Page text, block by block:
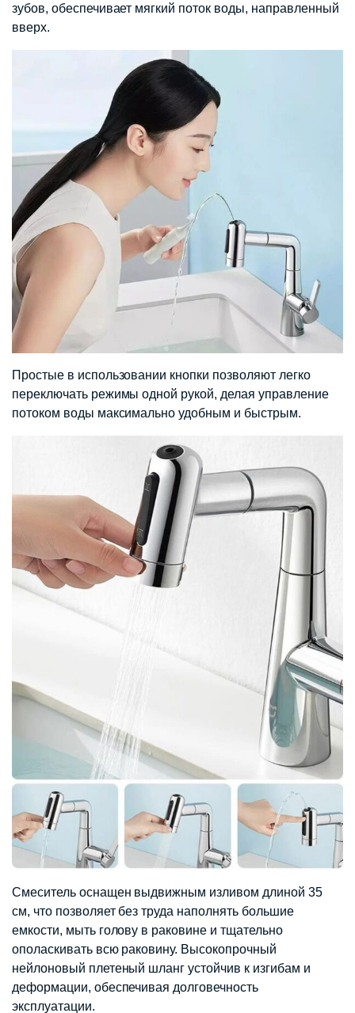
зубов, обеспечивает мягкий поток воды, направленный
вверх.
Простые в использовании кнопки позволяют легко
переключать режимы одной рукой, делая управление
потоком воды максимально удобным и быстрым.
Смеситель оснащен выдвижным изливом длиной 35
см, что позволяет без труда наполнять большие
емкости, мыть голову в раковине и тщательно
ополаскивать всю раковину. Высокопрочный
нейлоновый плетеный шланг устойчив к изгибам и
деформации, обеспечивая долговечность
эксплуатации.